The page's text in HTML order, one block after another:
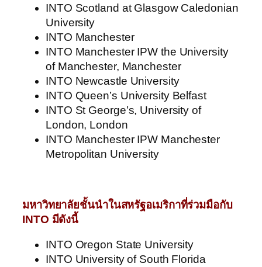
INTO Scotland at Glasgow Caledonian
University
INTO Manchester
INTO Manchester IPW the University
of Manchester, Manchester
INTO Newcastle University
INTO Queen’s University Belfast
INTO St George’s, University of
London, London
INTO Manchester IPW Manchester
Metropolitan University
มหาวิทยาลัยชั้นนำในสหรัฐอเมริกาที่ร่วมมือกับ
INTO มีดังนี้
INTO Oregon State University
INTO University of South Florida